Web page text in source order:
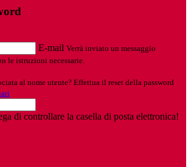
E-mail Verrà inviato un messaggio
le istruzioni necessarie.
al nome utente? Effettua il reset della password
di controllare la casella di posta elettronica!